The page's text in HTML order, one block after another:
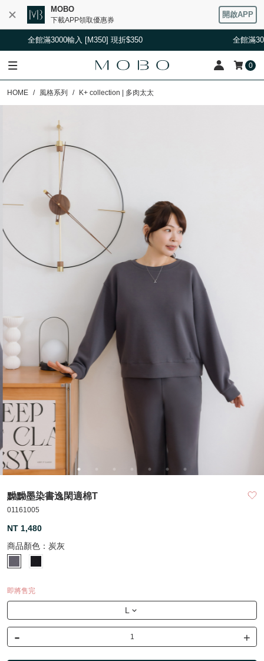
MOBO
下載APP領取優惠券
開啟APP
滿3000輸入 [M350] 現折$350 全館滿3000輸入
0
HOME 風格系列 K+ collection | 多肉太太
黝黝墨染書逸閑適棉T
01161005
NT 1,480
商品顏色： 炭灰
即將售完
L
- +